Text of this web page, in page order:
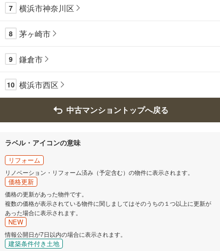
7 横浜市神奈川区
8 茅ヶ崎市
9 鎌倉市
10 横浜市西区
中古マンショントップへ戻る
ラベル・アイコンの意味
リフォーム
リノベーション・リフォーム済み（予定含む）の物件に表示されます。
価格更新
価格の更新があった物件です。
複数の価格が表示されている物件に関しましてはそのうちの１つ以上に更新が
あった場合に表示されます。
NEW
情報公開日が7日以内の場合に表示されます。
建築条件付き土地